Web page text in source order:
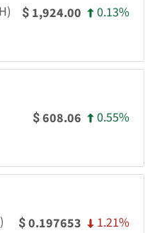
$ 1,924.00 0.13%
$608.06 0.55%
$0.197653 1.21%